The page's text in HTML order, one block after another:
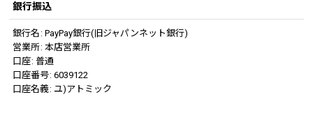
銀行振込
銀行名 : PayPay銀行(旧ジャパンネット銀行)
営業所: 本店営業所
口座: 普通
口座番号: 6039122
口座名義: ユ)アトミック